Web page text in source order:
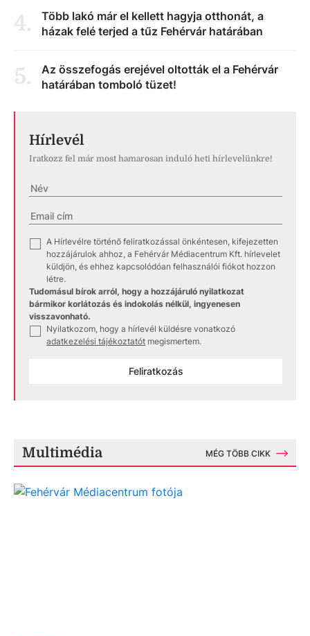
4.
Több lakó már el kellett hagyja otthonát, a
házak felé terjed a tűz Fehérvár határában
5.
Az összefogás erejével oltották el a Fehérvár
határában tomboló tüzet!
Hírlevél
Iratkozz fel már most hamarosan induló heti hírlevelünkre!
A Hírlevélre történő feliratkozással önkéntesen, kifejezetten
hozzájárulok ahhoz, a Fehérvár Médiacentrum Kft. hírlevelet
küldjön, és ehhez kapcsolódóan felhasználói fiókot hozzon
létre.
Tudomásul bírok arról, hogy a hozzájáruló nyilatkozat
bármikor korlátozás és indokolás nélkül, ingyenesen
visszavonható.
Nyilatkozom, hogy a hírlevél küldésre vonatkozó
adatkezelési tájékoztatót megismertem.
Feliratkozás
Multimédia MÉG TÖBB CIKK